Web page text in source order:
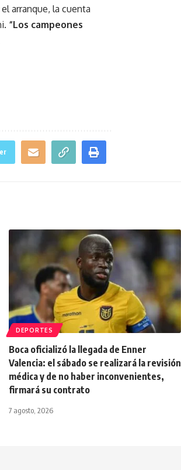
arranque, la cuenta
“Los campeones
DEPORTES
Boca oficializó la llegada de Enner
Valencia: el sábado se realizará la revisión
médica y de no haber inconvenientes,
firmará su contrato
7 agosto, 2026